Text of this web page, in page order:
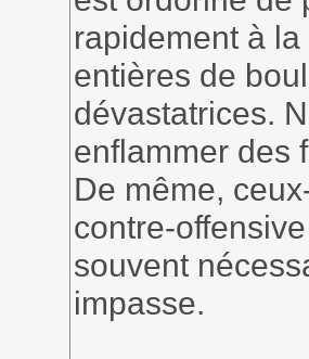
rapidement à
entières de
dévastatrices.
enflammer des
De même,
contre-
souvent
impasse.